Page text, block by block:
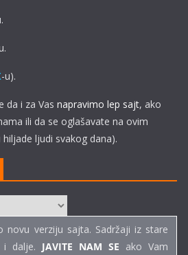
-u).
da i za Vas napravimo lep sajt, ako
ili da se oglašavate na ovim
ljudi svakog dana).
novu verziju sajta. Sadržaji iz stare
dalje. JAVITE NAM SE ako Vam